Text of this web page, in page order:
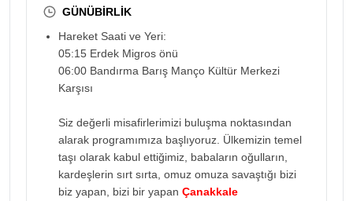
GÜNÜBİRLİK
Hareket Saati ve Yeri:
05:15 Erdek Migros önü
06:00 Bandırma Barış Manço Kültür Merkezi
Karşısı
Siz değerli misafirlerimizi buluşma noktasından
alarak programımıza başlıyoruz. Ülkemizin temel
taşı olarak kabul ettiğimiz, babaların oğulların,
kardeşlerin sırt sırta, omuz omuza savaştığı bizi
biz yapan, bizi bir yapan Çanakkale